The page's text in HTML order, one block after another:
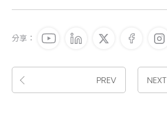
分享：
PREV NEXT